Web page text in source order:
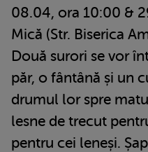
08.04, ora 10:00 &
Mică (Str. Biserica
Două surori se vor
păr, o fântână și un
drumul lor spre
lesne de trecut
pentru cei leneși.